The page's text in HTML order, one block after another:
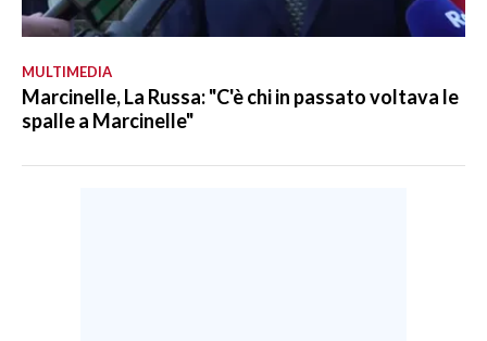
MULTIMEDIA
Marcinelle, La Russa: "C'è chi in passato voltava le
spalle a Marcinelle"